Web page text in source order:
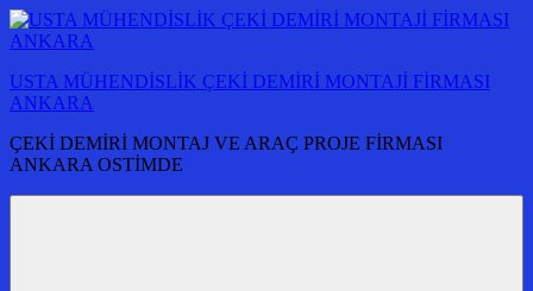
İçeriğe
atla
USTA MÜHENDİSLİK ÇEKİ DEMİRİ MONTAJİ FİRMASI
ANKARA
ÇEKİ DEMİRİ MONTAJ VE ARAÇ PROJE FİRMASI
ANKARA OSTİMDE